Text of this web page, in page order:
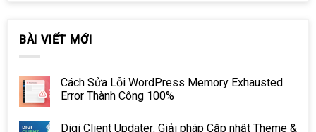
BÀI VIẾT MỚI
Cách Sửa Lỗi WordPress Memory Exhausted
Error Thành Công 100%
Digi Client Updater: Giải pháp Cập nhật Theme &